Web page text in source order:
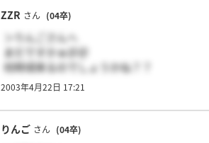
ZZR さん (04卒)
＞りんごさんへ
まだですかぁ＠＠
何時頃来るのでしょうかね？？
筆記の通過の奴も遅かったので、26日す
2003年4月22日 17:21
りんご さん (04卒)